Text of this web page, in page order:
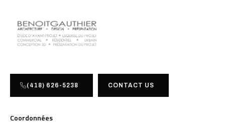
(418) 626-5238 CONTACT US
Coordonnées